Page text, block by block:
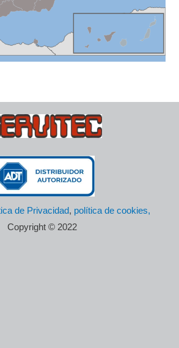
de Privacidad, política de cookies,
Copyright © 2022